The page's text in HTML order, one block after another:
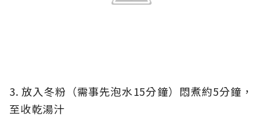
3. 放入冬粉（需事先泡水15分鐘）悶煮約5分鐘，
至收乾湯汁